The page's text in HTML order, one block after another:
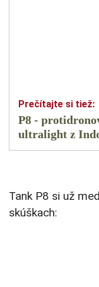
P8 -
ultralight z
Tank P8 si už
skúškach: